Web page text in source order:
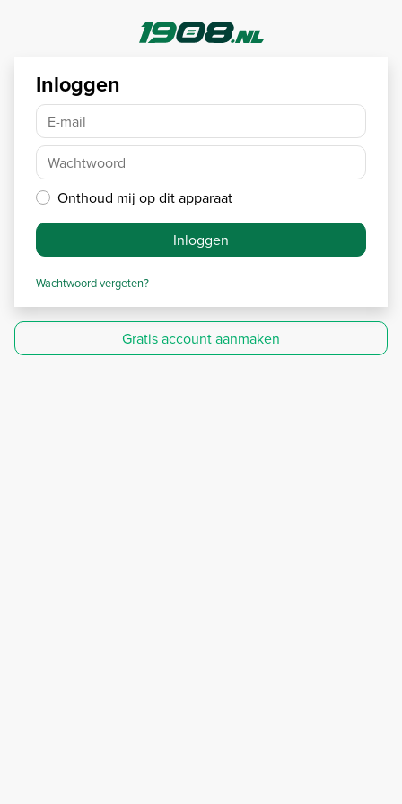
Inloggen
E-mail
Wachtwoord
Onthoud mij op dit apparaat
Inloggen
Wachtwoord vergeten?
Gratis account aanmaken